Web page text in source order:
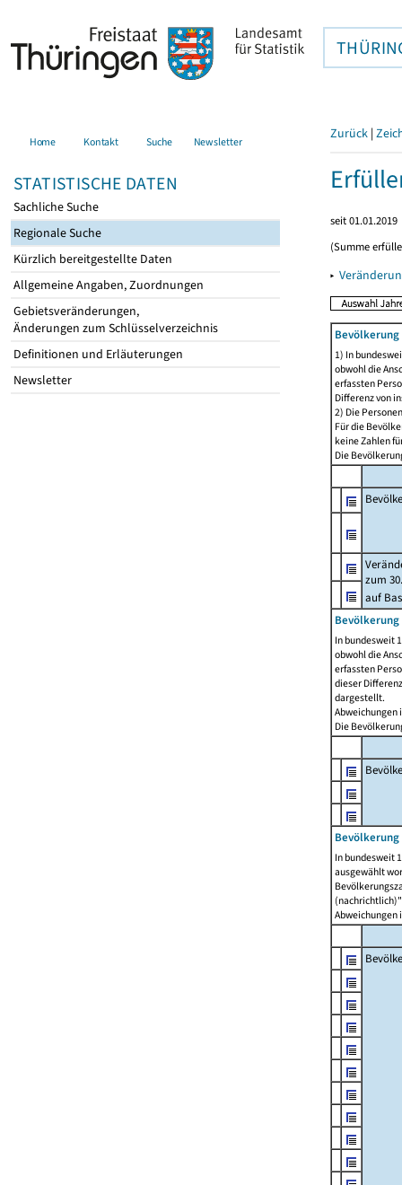
Home Kontakt Suche Newsletter
STATISTISCHE DATEN
Sachliche Suche
Regionale Suche
Kürzlich bereitgestellte Daten
Allgemeine Angaben, Zuordnungen
Gebietsveränderungen,
Änderungen zum Schlüsselverzeichnis
Definitionen und Erläuterungen
Newsletter
Zurück |
seit 01.01.2019
(Summe
▸
1) In
obwohl die
erfassten
Differenz von
2) Die
Für die
keine Zahlen
Die
zum
auf
Bevölkerung
In bundesweit
obwohl die
erfassten
dieser
dargestellt.
Abweichungen
Die
In bundesweit
ausgewählt
Abweichungen